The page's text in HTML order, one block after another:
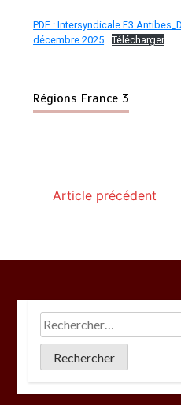
PDF : Intersyndicale F3
décembre 2025
Télécharger
Régions France 3
Article précédent